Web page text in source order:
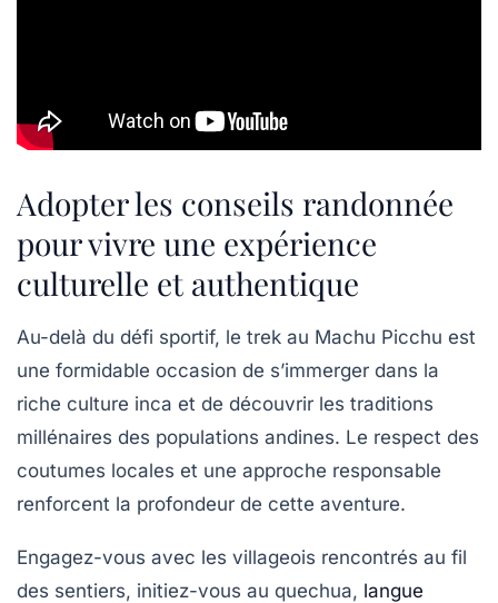
Adopter les conseils randonnée
pour vivre une expérience
culturelle et authentique
Au-delà du défi sportif, le trek au Machu Picchu est
une formidable occasion de s’immerger dans la
riche culture inca et de découvrir les traditions
millénaires des populations andines. Le respect des
coutumes locales et une approche responsable
renforcent la profondeur de cette aventure.
Engagez-vous avec les villageois rencontrés au fil
des sentiers, initiez-vous au quechua, langue